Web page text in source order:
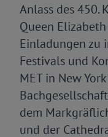
Anlass des 450.
Queen
Einladungen zu
Festivals und
MET in New
dem
und der